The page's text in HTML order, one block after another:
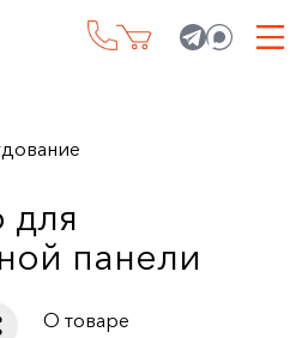
для
панели
О товаре